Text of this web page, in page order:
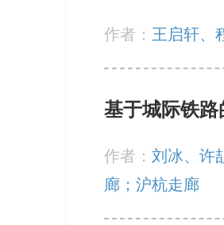
作者： 王启轩、
基于城际铁
作者：刘冰、许
廊；沪杭走廊